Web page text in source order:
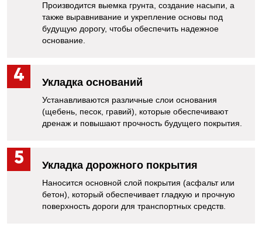
Производится выемка грунта, создание насыпи, а
также выравнивание и укрепление основы под
будущую дорогу, чтобы обеспечить надежное
основание.
Укладка оснований
Устанавливаются различные слои основания
(щебень, песок, гравий), которые обеспечивают
дренаж и повышают прочность будущего покрытия.
Укладка дорожного покрытия
Наносится основной слой покрытия (асфальт или
бетон), который обеспечивает гладкую и прочную
поверхность дороги для транспортных средств.